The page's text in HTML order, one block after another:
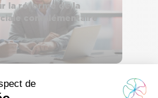
la réforme de la
complémentaire